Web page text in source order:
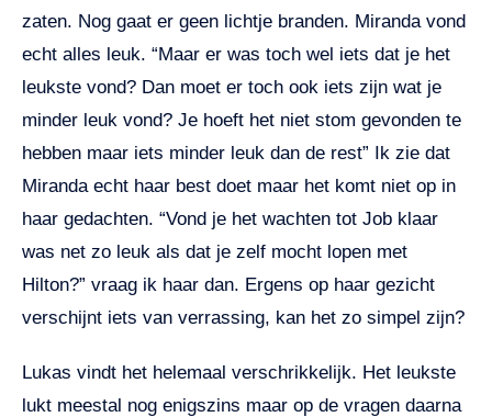
zaten. Nog gaat er geen lichtje branden. Miranda vond
echt alles leuk. “Maar er was toch wel iets dat je het
leukste vond? Dan moet er toch ook iets zijn wat je
minder leuk vond? Je hoeft het niet stom gevonden te
hebben maar iets minder leuk dan de rest” Ik zie dat
Miranda echt haar best doet maar het komt niet op in
haar gedachten. “Vond je het wachten tot Job klaar
was net zo leuk als dat je zelf mocht lopen met
Hilton?” vraag ik haar dan. Ergens op haar gezicht
verschijnt iets van verrassing, kan het zo simpel zijn?
Lukas vindt het helemaal verschrikkelijk. Het leukste
lukt meestal nog enigszins maar op de vragen daarna